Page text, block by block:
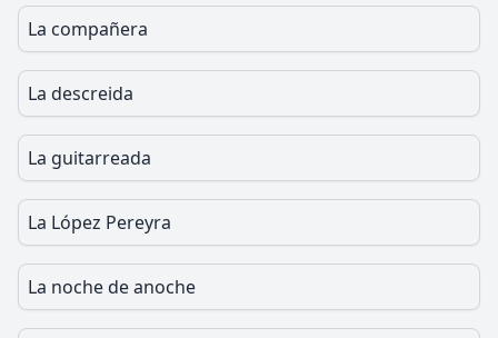
La compañera
La descreida
La guitarreada
La López Pereyra
La noche de anoche